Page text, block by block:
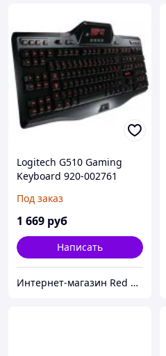
Logitech G510 Gaming
Keyboard 920-002761
Под заказ
1 669 руб
Написать
Интернет-магазин Red Storm